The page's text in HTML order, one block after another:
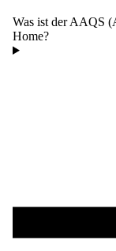
Was ist der AAQS
Home?